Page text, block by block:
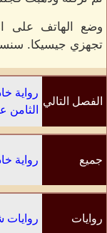
وضع الهاتف على
تجهزي جيسيكا.
الفصل التالي
رواية
الثامن
جميع رواية
روايات